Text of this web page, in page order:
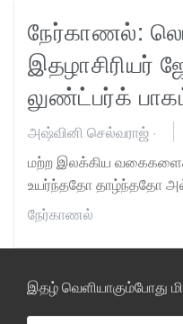
நேர்காணல்:
இதழாசிரியர்
லுண்ட்பர்க்
அஷ்வினி செல்வராஜ் ·
மற்ற இலக்கிய வகைகளைக்
உயர்ந்ததோ தாழ்ந்ததோ
நேர்காணல்
இதழ் வெளியாகும்போது